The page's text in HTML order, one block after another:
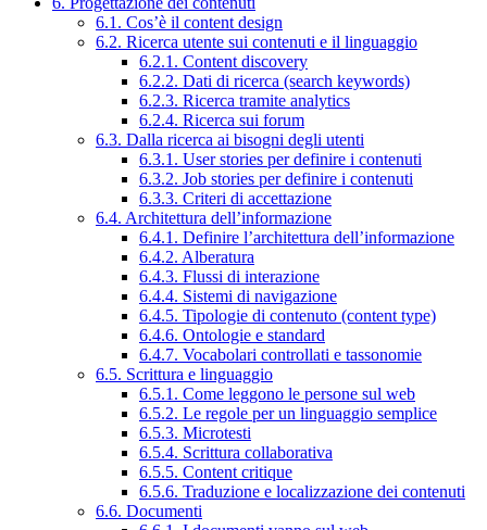
6.1. Cos’è il content design
6.2. Ricerca utente sui contenuti e il linguaggio
6.2.1. Content discovery
6.2.2. Dati di ricerca (search keywords)
6.2.3. Ricerca tramite analytics
6.2.4. Ricerca sui forum
6.3. Dalla ricerca ai bisogni degli utenti
6.3.1. User stories per definire i contenuti
6.3.2. Job stories per definire i contenuti
6.3.3. Criteri di accettazione
6.4. Architettura dell’informazione
6.4.1. Definire l’architettura dell’informazione
6.4.2. Alberatura
6.4.3. Flussi di interazione
6.4.4. Sistemi di navigazione
6.4.5. Tipologie di contenuto (content type)
6.4.6. Ontologie e standard
6.4.7. Vocabolari controllati e tassonomie
6.5. Scrittura e linguaggio
6.5.1. Come leggono le persone sul web
6.5.2. Le regole per un linguaggio semplice
6.5.3. Microtesti
6.5.4. Scrittura collaborativa
6.5.5. Content critique
6.5.6. Traduzione e localizzazione dei contenuti
6.6. Documenti